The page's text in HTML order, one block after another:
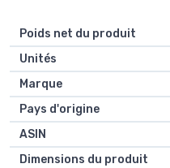
Poids net du produit
Unités
Marque
Pays d'origine
ASIN
Dimensions du produit